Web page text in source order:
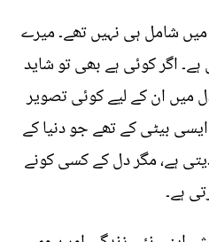
شامل ہی نہیں تھے۔ میرے
اگر کوئی ہے بھی تو شاید
میں ان کے لیے کوئی تصویر
بیٹی کے تھے جو دنیا کے
ہے، مگر دل کے کسی کونے
ہے۔